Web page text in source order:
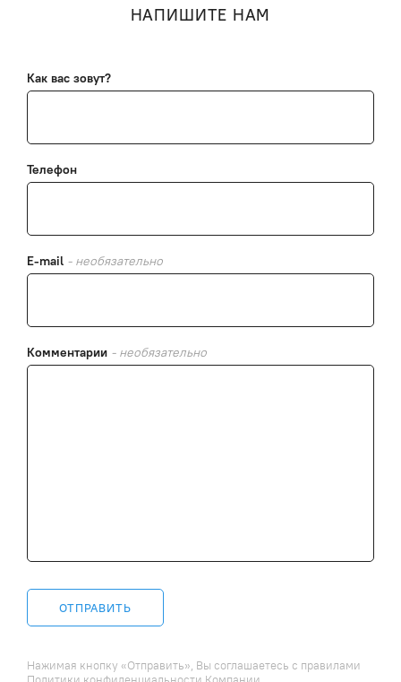
НАПИШИТЕ НАМ
Как вас зовут?
Телефон
E-mail - необязательно
Комментарии - необязательно
ОТПРАВИТЬ
Нажимая кнопку «Отправить», Вы соглашаетесь c правилами